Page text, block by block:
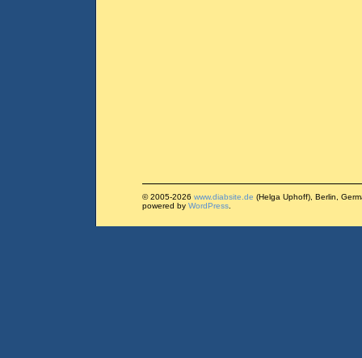
© 2005-2026 www.diabsite.de (Helga Uphoff), Berlin,
powered by WordPress.